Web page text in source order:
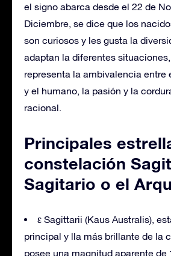
el signo abarca desde el 22 de
Diciembre, se dice que los
son curiosos y les gusta la
adaptan la diferentes
representa la ambivalencia entre
y el humano, la pasión y la
racional.
Principales
constelación
Sagitario o el
ε Sagittarii (Kaus Australis),
principal y lla más brillante de la
posee una magnitud aparente de